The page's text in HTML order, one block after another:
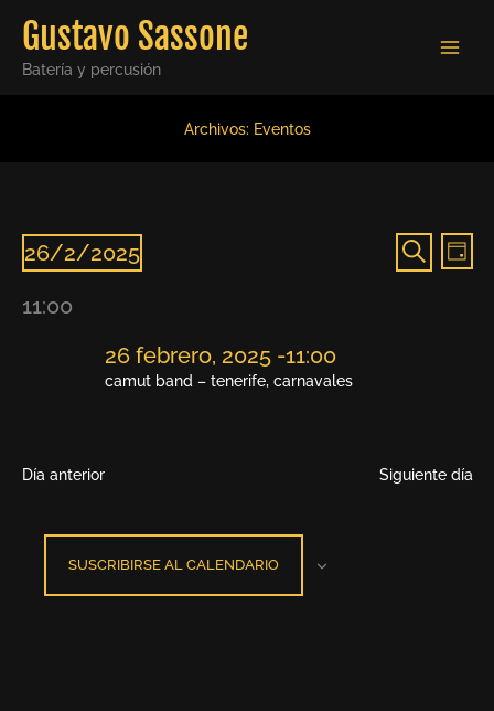
Gustavo Sassone
Batería y percusión
Archivos: Eventos
Eventos
para
febrero,
Navegación
deBUSCAR
de
DÍA
26/2/2025
fecha.
11:00
camut band – tenerife, carnavales
26 febrero, 2025 -11:00
Día anterior Siguiente día
SUSCRIBIRSE AL CALENDARIO